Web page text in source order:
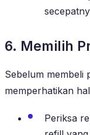
6. Memilih
Sebelum membeli
memperhatikan
Periksa